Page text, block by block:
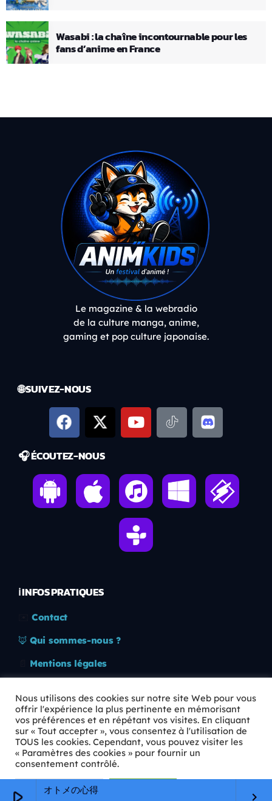
オトメの心得
keyboard_arrow_right
Wasabi : la chaîne incontournable pour les
fans d’anime en France
Le magazine & la webradio
de la culture manga, anime,
gaming et pop culture japonaise.
🌐 SUIVEZ-NOUS
🎧 ÉCOUTEZ-NOUS
ℹ️ INFOS PRATIQUES
Contact
🦊 Qui sommes-nous ?
Mentions légales
🛡️ RGPD
Copyright © 2026 Animkids. Tous droits réservés.
Nous utilisons des cookies sur notre site Web pour vous
offrir l'expérience la plus pertinente en mémorisant
vos préférences et en répétant vos visites. En cliquant
sur « Tout accepter », vous consentez à l'utilisation de
TOUS les cookies. Cependant, vous pouvez visiter les
« Paramètres des cookies » pour fournir un
consentement contrôlé.
Paramètres Cookie